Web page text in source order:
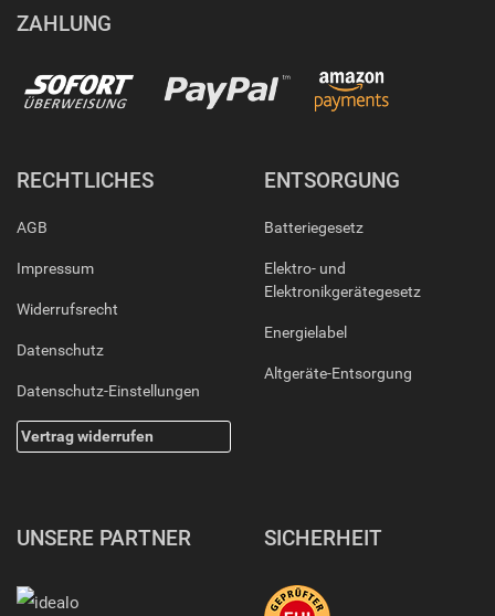
ZAHLUNG
RECHTLICHES
AGB
Impressum
Widerrufsrecht
Datenschutz
Datenschutz-Einstellungen
Vertrag widerrufen
ENTSORGUNG
Batteriegesetz
Elektro- und
Elektronikgerätegesetz
Energielabel
Altgeräte-Entsorgung
UNSERE PARTNER SICHERHEIT